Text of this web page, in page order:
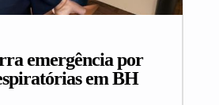
emergência por
em BH